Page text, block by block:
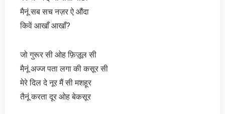
मैनूं सब सच नज़र ऐ औंदा
किवें आखाँ आखाँ?
जो गुरूर सी ओह फ़िज़ूल सी
मैनूं अज्ज पता लगा की कसूर सी
मेरे दिल दे नूर मैं सी मशहूर
तैनूं करता दूर ओह बेकसूर